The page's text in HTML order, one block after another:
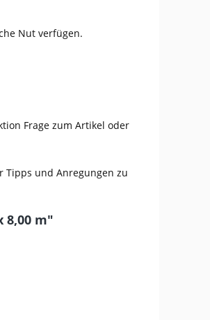
Nut verfügen.
Frage zum Artikel oder
Tipps und Anregungen zu
8,00 m"